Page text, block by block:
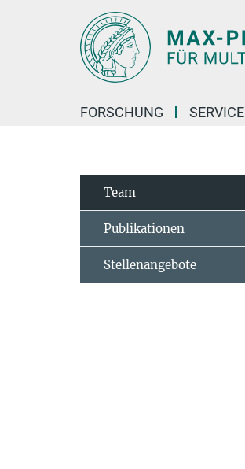
FORSCHUNG SERVICE
Team
Publikationen
Stellenangebote